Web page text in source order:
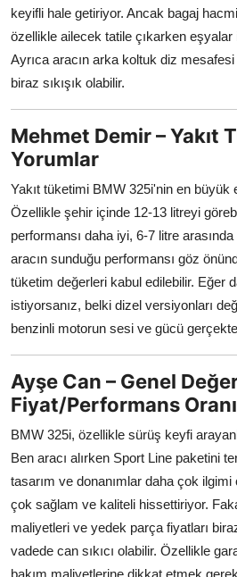
keyifli hale getiriyor. Ancak bagaj
özellikle ailecek tatile çıkarken eşyalar
Ayrıca aracın arka koltuk diz
biraz sıkışık olabilir.
Mehmet Demir – Yakıt
Yorumlar
Yakıt tüketimi BMW 325i'nin en büyük
Özellikle şehir içinde 12-13 litreyi
performansı daha iyi, 6-7 litre
aracın sunduğu performansı göz
tüketim değerleri kabul edilebilir. Eğer
istiyorsanız, belki dizel versiyonları
benzinli motorun sesi ve gücü
Ayşe Can – Genel
Fiyat/Performans Oranı
BMW 325i, özellikle sürüş keyfi
Ben aracı alırken Sport Line paketini
tasarım ve donanımlar daha çok
çok sağlam ve kaliteli hissettiriyor.
maliyetleri ve yedek parça fiyatları
vadede can sıkıcı olabilir. Özellikle
bakım maliyetlerine dikkat etmek